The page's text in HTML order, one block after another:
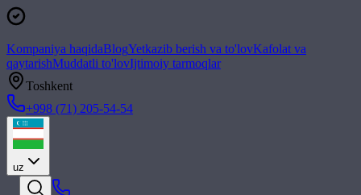
Kompaniya haqidaBlogYetkazib berish va to'lovKafolat va
qaytarishMuddatli to'lovIjtimoiy tarmoqlar
Toshkent
+998 (71) 205-54-54
uz